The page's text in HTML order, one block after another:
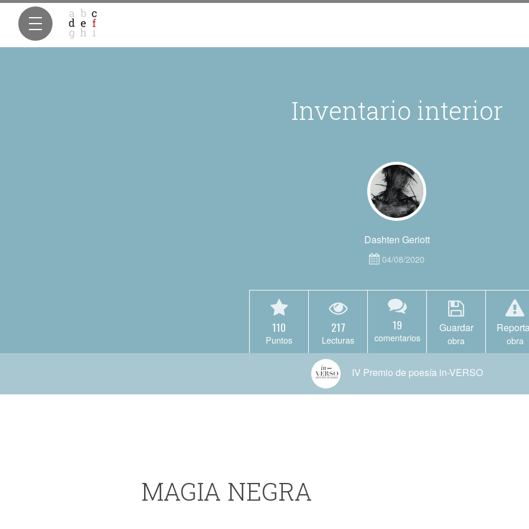
Inventario interior
Dashten Geriott
04/08/2020
110
Puntos
217
Lecturas
19
comentarios
Guardar
obra obra
IV Premio de poesía in-VERSO
MAGIA NEGRA